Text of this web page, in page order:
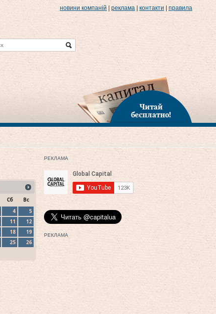
новини компаній реклама контакти правила
Читай
бесплатно!
Сб
Вс
4
5
11
12
18
19
25
26
РЕКЛАМА
РЕКЛАМА